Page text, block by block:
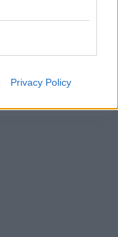
Privacy Policy
των
των δικτύων
- 17:13